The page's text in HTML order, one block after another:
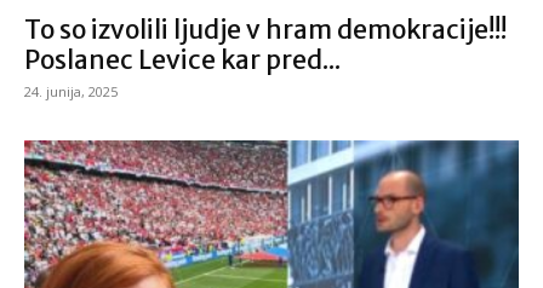
To so izvolili ljudje v hram demokracije!!!
Poslanec Levice kar pred...
24. junija, 2025